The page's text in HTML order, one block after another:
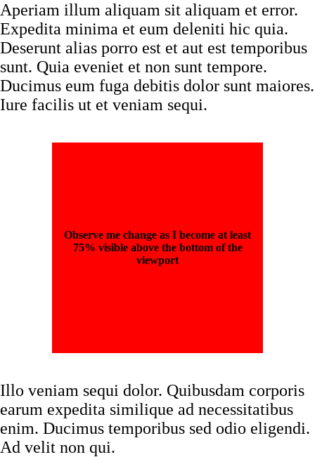
Aperiam illum aliquam sit aliquam et error.
Expedita minima et eum deleniti hic quia.
Deserunt alias porro est et aut est temporibus
sunt. Quia eveniet et non sunt tempore.
Ducimus eum fuga debitis dolor sunt maiores.
Iure facilis ut et veniam sequi.
Observe me change as I become at least
75% visible above the bottom of the
viewport
Illo veniam sequi dolor. Quibusdam corporis
earum expedita similique ad necessitatibus
enim. Ducimus temporibus sed odio eligendi.
Ad velit non qui.